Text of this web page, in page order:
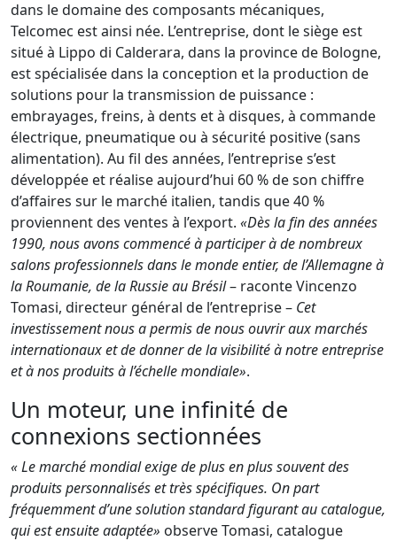
dans le domaine des composants mécaniques,
Telcomec est ainsi née. L’entreprise, dont le siège est
situé à Lippo di Calderara, dans la province de Bologne,
est spécialisée dans la conception et la production de
solutions pour la transmission de puissance :
embrayages, freins, à dents et à disques, à commande
électrique, pneumatique ou à sécurité positive (sans
alimentation). Au fil des années, l’entreprise s’est
développée et réalise aujourd’hui 60 % de son chiffre
d’affaires sur le marché italien, tandis que 40 %
proviennent des ventes à l’export. «Dès la fin des années
1990, nous avons commencé à participer à de nombreux
salons professionnels dans le monde entier, de l’Allemagne à
la Roumanie, de la Russie au Brésil– raconte Vincenzo
Tomasi, directeur général de l’entreprise – Cet
investissement nous a permis de nous ouvrir aux marchés
internationaux et de donner de la visibilité à notre entreprise
et à nos produits à l’échelle mondiale».
Un moteur, une infinité de
connexions sectionnées
« Le marché mondial exige de plus en plus souvent des
produits personnalisés et très spécifiques. On part
fréquemment d’une solution standard figurant au catalogue,
qui est ensuite adaptée» observe Tomasi, catalogue